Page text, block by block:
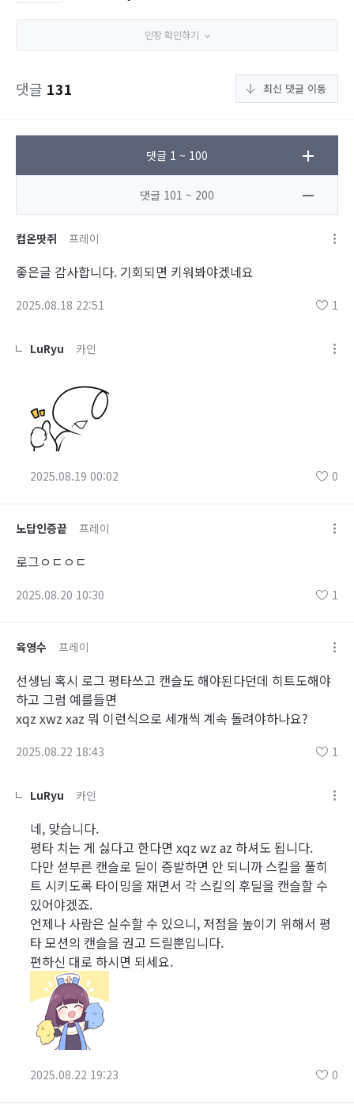
인장 확인하기
댓글 131 최신 댓글 이동
댓글 1 ~ 100
댓글 101 ~ 200
컴온땃쥐 프레이
좋은글 감사합니다. 기회되면 키워봐야겠네요
2025.08.18 22:51 1
LuRyu 카인
2025.08.19 00:02 0
노답인증끝 프레이
로그ㅇㄷㅇㄷ
2025.08.20 10:30 1
육영수 프레이
선생님 혹시 로그 평타쓰고 캔슬도 해야된다던데 히트도해야
하고 그럼 예를들면
xqz xwz xaz 뭐 이런식으로 세개씩 계속 돌려야하나요?
2025.08.22 18:43 1
LuRyu 카인
네, 맞습니다.
평타 치는 게 싫다고 한다면 xqz wz az 하셔도 됩니다.
다만 섣부른 캔슬로 딜이 증발하면 안 되니까 스킬을 풀히
트 시키도록 타이밍을 재면서 각 스킬의 후딜을 캔슬할 수
있어야겠죠.
언제나 사람은 실수할 수 있으니, 저점을 높이기 위해서 평
타 모션의 캔슬을 권고 드릴뿐입니다.
편하신 대로 하시면 되세요.
2025.08.22 19:23 0